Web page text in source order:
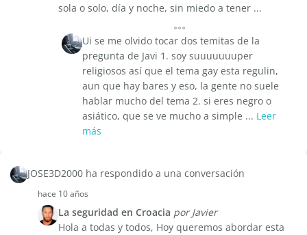
sola o solo, día y noche, sin miedo a tener ...
Ui se me olvido tocar dos temitas de la
pregunta de Javi 1. soy suuuuuuuper
religiosos así que el tema gay esta regulin,
aun que hay bares y eso, la gente no suele
hablar mucho del tema 2. si eres negro o
asiático, que se ve mucho a simple ... Leer
más
JOSE3D2000 ha respondido a una conversación
hace 10 años
La seguridad en Croacia por Javier
Hola a todas y todos, Hoy queremos abordar esta